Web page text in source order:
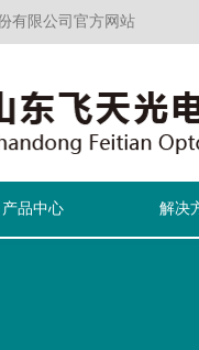
有限公司官方网站
产品中心 解决